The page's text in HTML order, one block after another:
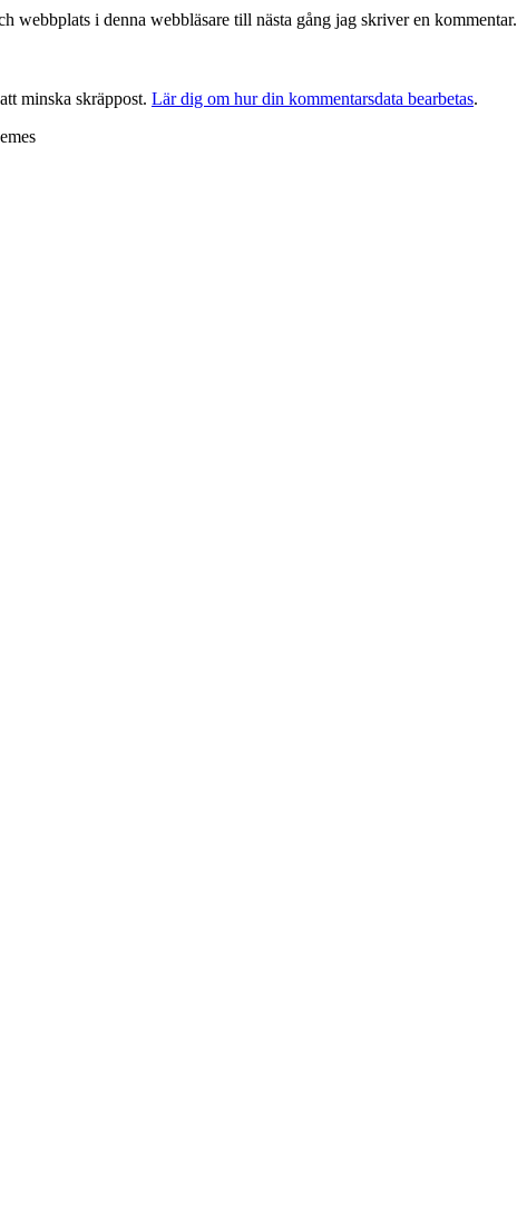
webbplats i denna webbläsare till nästa gång jag skriver en kommentar.
minska skräppost. Lär dig om hur din kommentarsdata bearbetas.